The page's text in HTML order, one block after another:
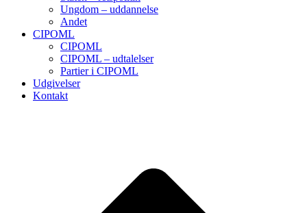
Ungdom – uddannelse
Andet
CIPOML
CIPOML
CIPOML – udtalelser
Partier i CIPOML
Udgivelser
Kontakt